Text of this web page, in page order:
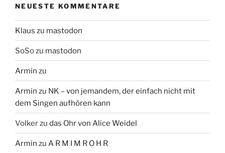
NEUESTE KOMMENTARE
Klaus zu mastodon
SoSozu mastodon
Armin zu
Armin zu NK – von jemandem, der einfach nicht mit
dem Singen aufhören kann
Volkerzu das Ohr von Alice Weidel
Armin zu A R M I M R O H R